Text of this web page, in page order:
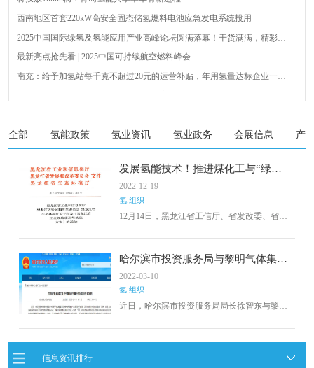
西南地区首套220kW高安全固态储氢燃料电池应急发电系统投用
2025中国国际绿氢及氢能应用产业高峰论坛圆满落幕！干货满满，精彩瞬
最新亮点抢先看 | 2025中国可持续航空燃料峰会
南充：给予加氢站每千克不超过20元的运营补贴，年用氢量达标企业一次
成果验收工作会议在呼伦贝尔举行
新疆俊瑞温宿规模化制绿氢项目开工仪式在温宿县成功举办
产业发展举办交流会
全部 氢能政策 氢业资讯 氢业政务 会展信息 产
发展氢能技术！推进煤化工与“绿
氢”产业耦合示范！黑龙江发布工业领
域碳达峰实施方案
2022-12-19
氢.组织
12月14日，黑龙江省工信厅、省发改委、省生
碳达峰实施方案》
哈尔滨市投资服务局与黎明气体集团
对接洽谈氢能产业项目
2022-03-10
氢.组织
近日，哈尔滨市投资服务局局长徐智东与黎明
谈。双方就哈尔滨市积极响应国家“双碳”战略，
加快能源结构转型，加快清洁能源发展步伐，
对氢能产业前瞻性布局进行了深入交流。下一
信息资讯排行